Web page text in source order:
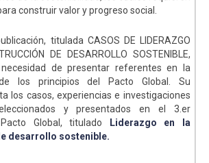
construir valor y progreso social.
titulada CASOS DE LIDERAZGO
DE DESARROLLO SOSTENIBLE,
de presentar referentes en la
los principios del Pacto Global. Su
los casos, experiencias e investigaciones
y presentados en el 3.er
Global, titulado
Liderazgo en la
desarrollo sostenible.